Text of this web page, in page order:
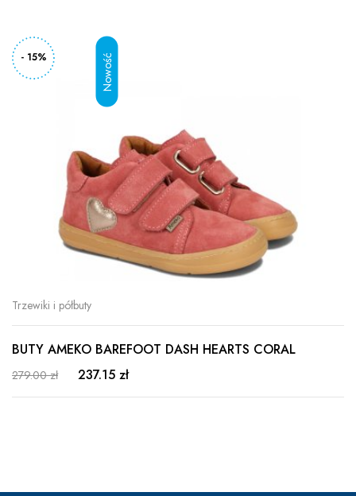
- 15%
Trzewiki i półbuty
BUTY AMEKO BAREFOOT DASH HEARTS CORAL
279.00 zł 237.15 zł